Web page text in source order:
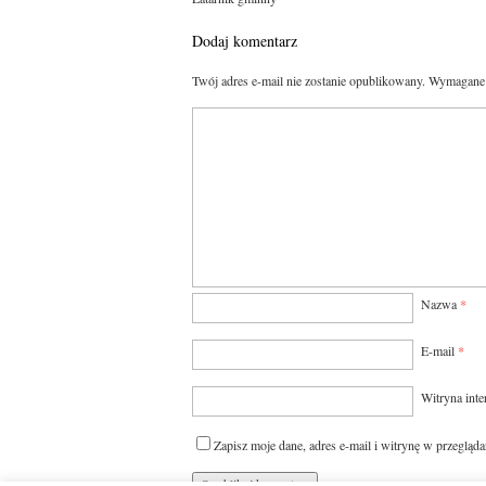
Dodaj komentarz
Twój adres e-mail nie zostanie opublikowany.
Nazwa *
E-mail *
Witryna
Zapisz moje dane, adres e-mail i witrynę w